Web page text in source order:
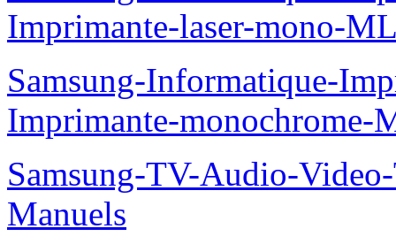
Imprimante-laser-mono-
Samsung-Informatique-
Imprimante-monochrome-
Samsung-TV-Audio-
Manuels